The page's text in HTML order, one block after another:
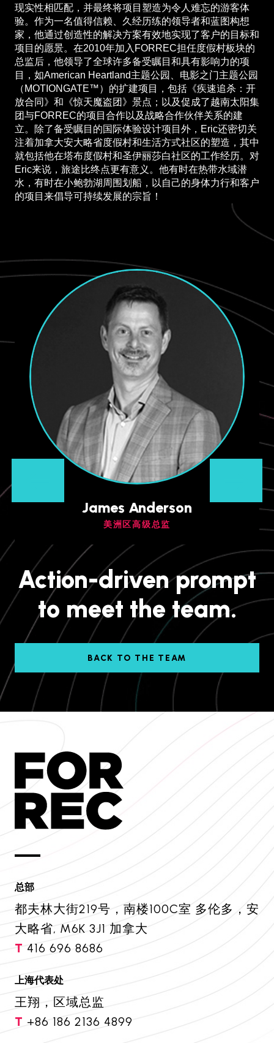
现实性相匹配，并最终将项目塑造为令人难忘的游客体
验。作为一名值得信赖、久经历练的领导者和蓝图构想
家，他通过创造性的解决方案有效地实现了客户的目标和
项目的愿景。在2010年加入FORREC担任度假村板块的
总监后，他领导了全球许多备受瞩目和具有影响力的项
目，如American Heartland主题公园、电影之门主题公园
（MOTIONGATE™）的扩建项目，包括《疾速追杀：开
放合同》和《惊天魔盗团》景点；以及促成了越南太阳集
团与FORREC的项目合作以及战略合作伙伴关系的建
立。除了备受瞩目的国际体验设计项目外，Eric还密切关
注着加拿大安大略省度假村和生活方式社区的塑造，其中
就包括他在塔布度假村和圣伊丽莎白社区的工作经历。对
Eric来说，旅途比终点更有意义。他有时在热带水域潜
水，有时在小鲍勃湖周围划船，以自己的身体力行和客户
的项目来倡导可持续发展的宗旨！
James Anderson
美洲区高级总监
Action-driven prompt
to meet the team.
BACK TO THE TEAM
总部
都夫林大街219号，南楼100C室 多伦多，安
大略省, M6K 3J1 加拿大
T 416 696 8686
上海代表处
王翔，区域总监
T +86 186 2136 4899